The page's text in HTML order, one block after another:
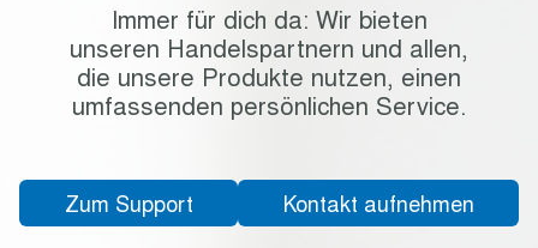
Immer für dich da: Wir bieten
unseren Handelspartnern und allen,
die unsere Produkte nutzen, einen
umfassenden persönlichen Service.
Zum Support Kontakt aufnehmen